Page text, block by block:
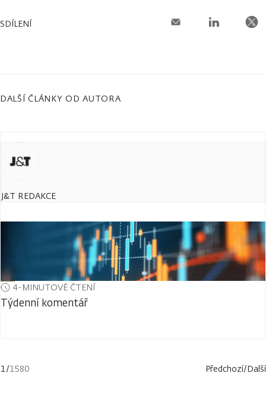
SDÍLENÍ
DALŠÍ ČLÁNKY OD AUTORA
J&T REDAKCE
4-MINUTOVÉ ČTENÍ
Týdenní komentář
1/1580 Předchozí/Další